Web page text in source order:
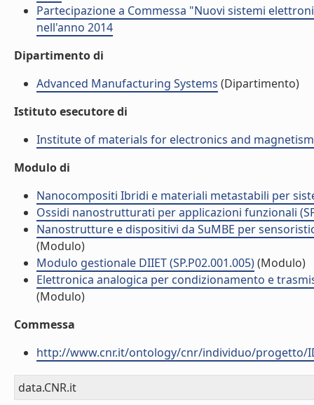
Partecipazione a Commessa "Nuovi sistemi
nell'anno 2014
Dipartimento di
Advanced Manufacturing Systems (Dipartimento)
Istituto esecutore di
Institute of materials for electronics and
Modulo di
Nanocompositi Ibridi e materiali metastabili per
Ossidi nanostrutturati per applicazioni funzionali
Nanostrutture e dispositivi da SuMBE per
(Modulo)
Modulo gestionale DIIET (SP.P02.001.005)(Modulo)
Elettronica analogica per condizionamento e
(Modulo)
Commessa
http://www.cnr.it/ontology/cnr/individuo/progetto/
data.CNR.it